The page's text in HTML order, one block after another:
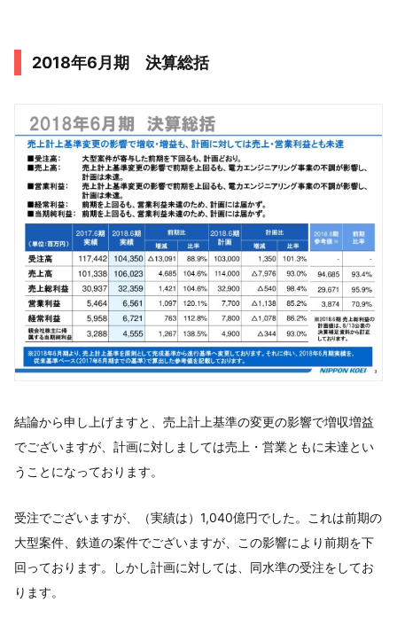
2018年6月期 決算総括
結論から申し上げますと、売上計上基準の変更の影響で増収増益
でございますが、計画に対しましては売上・営業ともに未達とい
うことになっております。
受注でございますが、（実績は）1,040億円でした。これは前期の
大型案件、鉄道の案件でございますが、この影響により前期を下
回っております。しかし計画に対しては、同水準の受注をしてお
ります。